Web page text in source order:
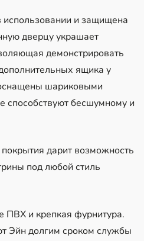
использовании и защищена
дверцу украшает
демонстрировать
ящика у
шариковыми
способствуют бесшумному и
дарит возможность
под любой стиль
и крепкая фурнитура.
Эйн долгим сроком службы